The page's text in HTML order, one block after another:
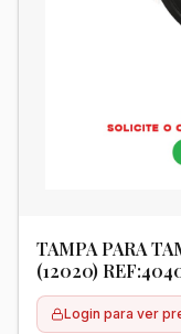
TAMPA PARA
(12020)
Login para ver